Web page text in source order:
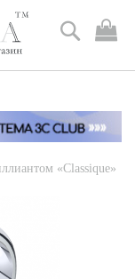
Поиск
«Classique»